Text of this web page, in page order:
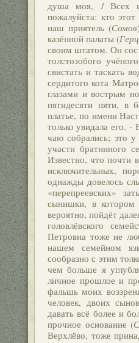
душа моя, / Всех
пожалуйста: кто
наш приятель (Сомов
казённой палаты (
своим штатом. Он
толстозобого
свистать и таскать
сердитого кота
глазами и вострым
пятидесяти пяти, в
платье, по имени
только увидала его.
чаю собрались; это
участи братниного
Известно, что почти
исключительных,
однажды довелось
«перепреевских»
сынишки, в
вероятно, пойдёт
головлёвского
Петровна тоже не
нашем семейном
сообразно с этим
чем больше я
личное прошлое и
фальшь моих
человек, двоих
давать всё более и
прочное основание (
Верхлёво, тоже